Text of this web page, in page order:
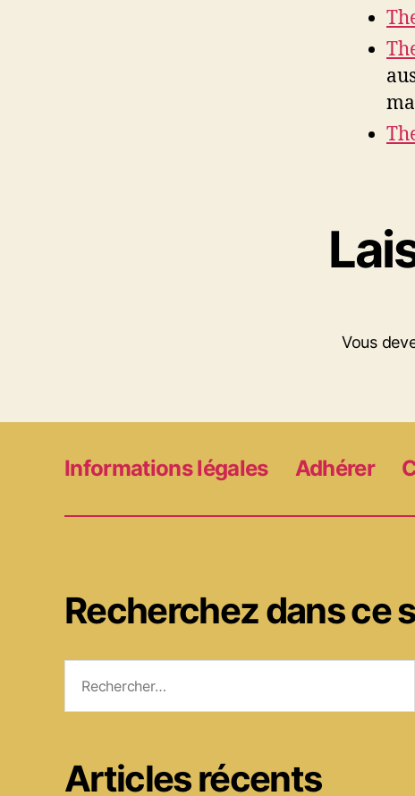
Vous
Informations légales Adhérer
Recherchez dans ce
Articles récents